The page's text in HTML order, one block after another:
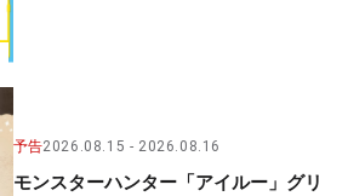
予告2026.08.15 2026.08.16
モンスターハンター「アイルー」グリ